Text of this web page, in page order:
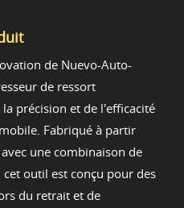
de Nuevo-Auto-
de ressort
précision et de l'efficacité
Fabriqué à partir
une combinaison de
outil est conçu pour des
du retrait et de